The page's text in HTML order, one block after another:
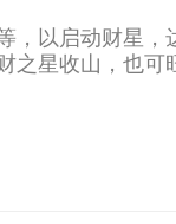
以启动财星，
之星收山，也可